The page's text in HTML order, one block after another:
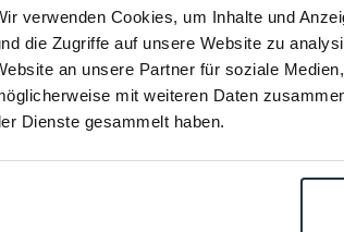
verwenden Cookies, um Inhalte und
die Zugriffe auf unsere Website zu
an unsere Partner für soziale
mit weiteren Daten
Dienste gesammelt haben.
that you will no longer miss any offers or news of